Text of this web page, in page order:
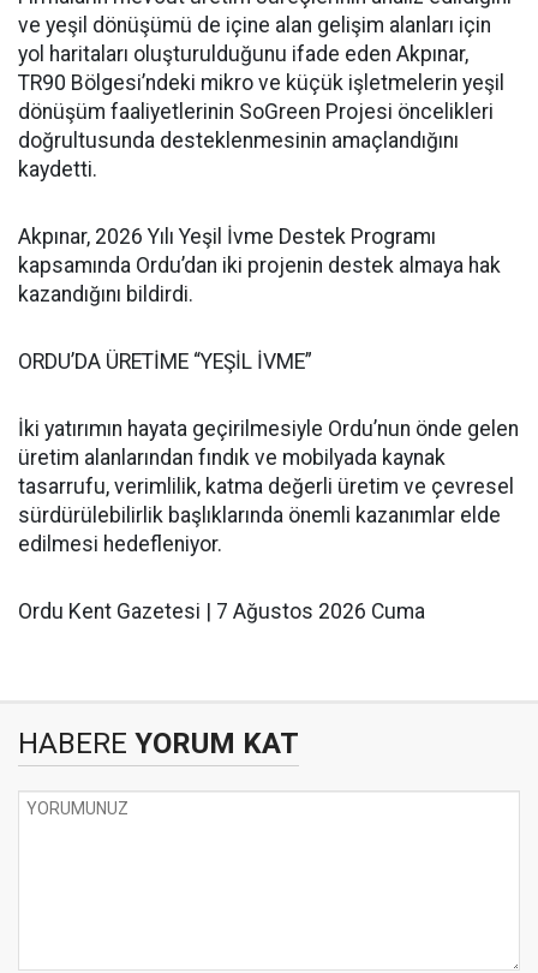
ve yeşil dönüşümü de içine alan gelişim alanları için
yol haritaları oluşturulduğunu ifade eden Akpınar,
TR90 Bölgesi’ndeki mikro ve küçük işletmelerin yeşil
dönüşüm faaliyetlerinin SoGreen Projesi öncelikleri
doğrultusunda desteklenmesinin amaçlandığını
kaydetti.
Akpınar, 2026 Yılı Yeşil İvme Destek Programı
kapsamında Ordu’dan iki projenin destek almaya hak
kazandığını bildirdi.
ORDU’DA ÜRETİME “YEŞİL İVME”
İki yatırımın hayata geçirilmesiyle Ordu’nun önde gelen
üretim alanlarından fındık ve mobilyada kaynak
tasarrufu, verimlilik, katma değerli üretim ve çevresel
sürdürülebilirlik başlıklarında önemli kazanımlar elde
edilmesi hedefleniyor.
Ordu Kent Gazetesi | 7 Ağustos 2026 Cuma
HABERE YORUM KAT